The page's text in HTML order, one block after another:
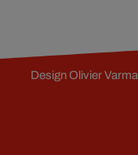
DesignOlivier Varma